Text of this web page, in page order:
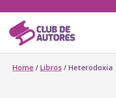
Home / Libros / Heterodoxia